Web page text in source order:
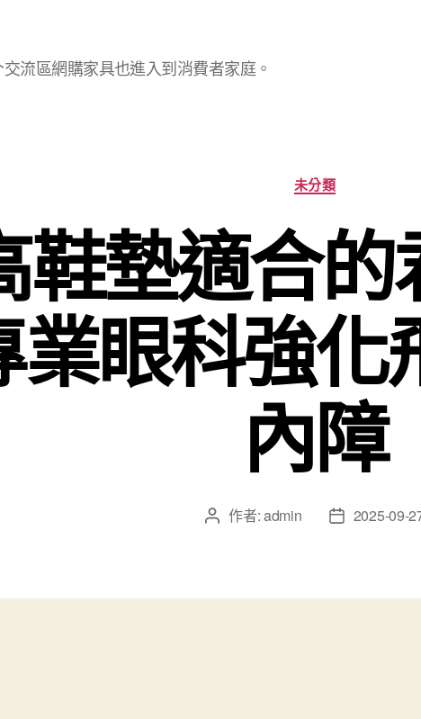
流區網購家具也進入到消費者家庭。
分
類
未分類
鞋墊適合
業眼科強化
內障
文 作者:admin
文
日
2025-09-